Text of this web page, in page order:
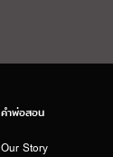
คำพ่อสอน
Our Story